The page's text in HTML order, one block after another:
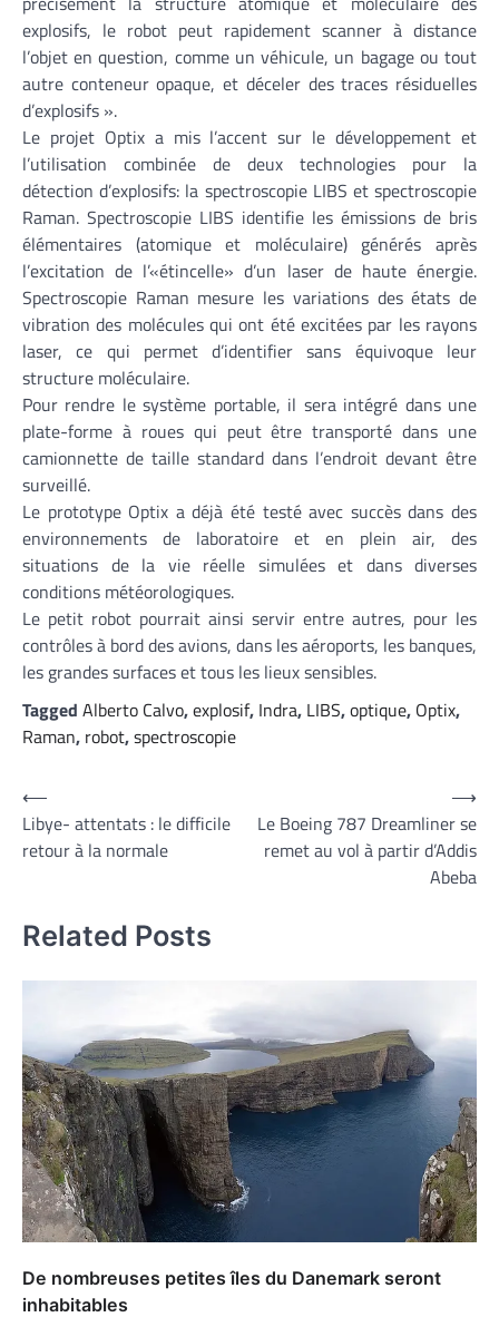
explosifs, le robot peut rapidement scanner à distance
l’objet en question, comme un véhicule, un bagage ou tout
autre conteneur opaque, et déceler des traces résiduelles
d’explosifs ».
Le projet Optix a mis l’accent sur ​​le développement et
l’utilisation combinée de deux technologies pour la
détection d’explosifs: la spectroscopie LIBS et spectroscopie
Raman. Spectroscopie LIBS identifie les émissions de bris
élémentaires (atomique et moléculaire) générés après
l’excitation de l’«étincelle» d’un laser de haute énergie.
Spectroscopie Raman mesure les variations des états de
vibration des molécules qui ont été excitées par les rayons
laser, ce qui permet d’identifier sans équivoque leur
structure moléculaire.
Pour rendre le système portable, il sera intégré dans une
plate-forme à roues qui peut être transporté dans une
camionnette de taille standard dans l’endroit devant être
surveillé.
Le prototype Optix a déjà été testé avec succès dans des
environnements de laboratoire et en plein air, des
situations de la vie réelle simulées et dans diverses
conditions météorologiques.
Le petit robot pourrait ainsi servir entre autres, pour les
contrôles à bord des avions, dans les aéroports, les banques,
les grandes surfaces et tous les lieux sensibles.
Tagged Alberto Calvo,explosif, Indra, LIBS,optique, Optix,
Raman, robot,spectroscopie
Navigation
de
l’article
⟵
Libye- attentats : le difficile
retour à la normale
Le Boeing 787 Dreamliner se
remet au vol à partir d’Addis
Abeba
⟶
Related Posts
De nombreuses petites îles du Danemark seront
inhabitables